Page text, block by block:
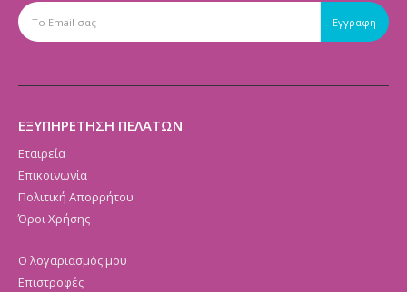
ΕΞΥΠΗΡΕΤΗΣΗ ΠΕΛΑΤΩΝ
Εταιρεία
Επικοινωνία
Πολιτική Απορρήτου
Όροι Χρήσης
Ο λογαριασμός μου
Επιστροφές